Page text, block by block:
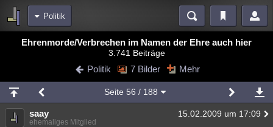
Politik
Bereiche
Blogs Videos
Chat Wiki Neuigkeiten
meine Rubriken
Menschen Mystery Kriminalfälle
Ehrenmorde/Verbrechen im Namen der Ehre auch hier
3.741 Beiträge
Politik 7 Bilder Mehr
Seite 56 / 188
saay 15.02.2009 um 17:09
ehemaliges Mitglied